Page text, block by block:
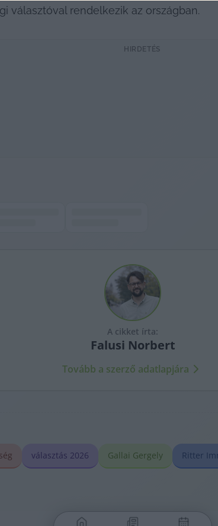
választóval rendelkezik az országban.
HIRDETÉS
A cikket írta:
Falusi Norbert
Tovább a szerző adatlapjára
választás 2026 Gallai Gergely Ritter